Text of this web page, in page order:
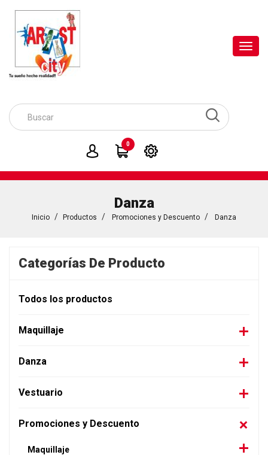
0
Danza
Inicio Productos Promociones y Descuento Danza
Categorías De Producto
Todos los productos
Maquillaje
Danza
Vestuario
Promociones y Descuento
Maquillaje